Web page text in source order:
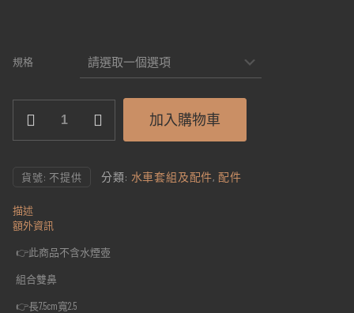
規格
加入購物車
貨號: 不提供 分類: 水車套組及配件, 配件
描述
額外資訊
👉此商品不含水煙壺
組合雙鼻
👉長7.5cm寬2.5